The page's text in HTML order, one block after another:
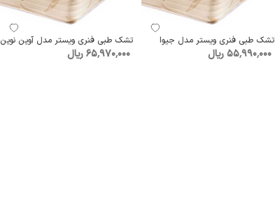
تشک طبی فنری ویستر مدل جیوا
55٬990٬000 ریال
تشک طبی فنری ویستر مدل آوین نوین
65٬970٬000 ریال